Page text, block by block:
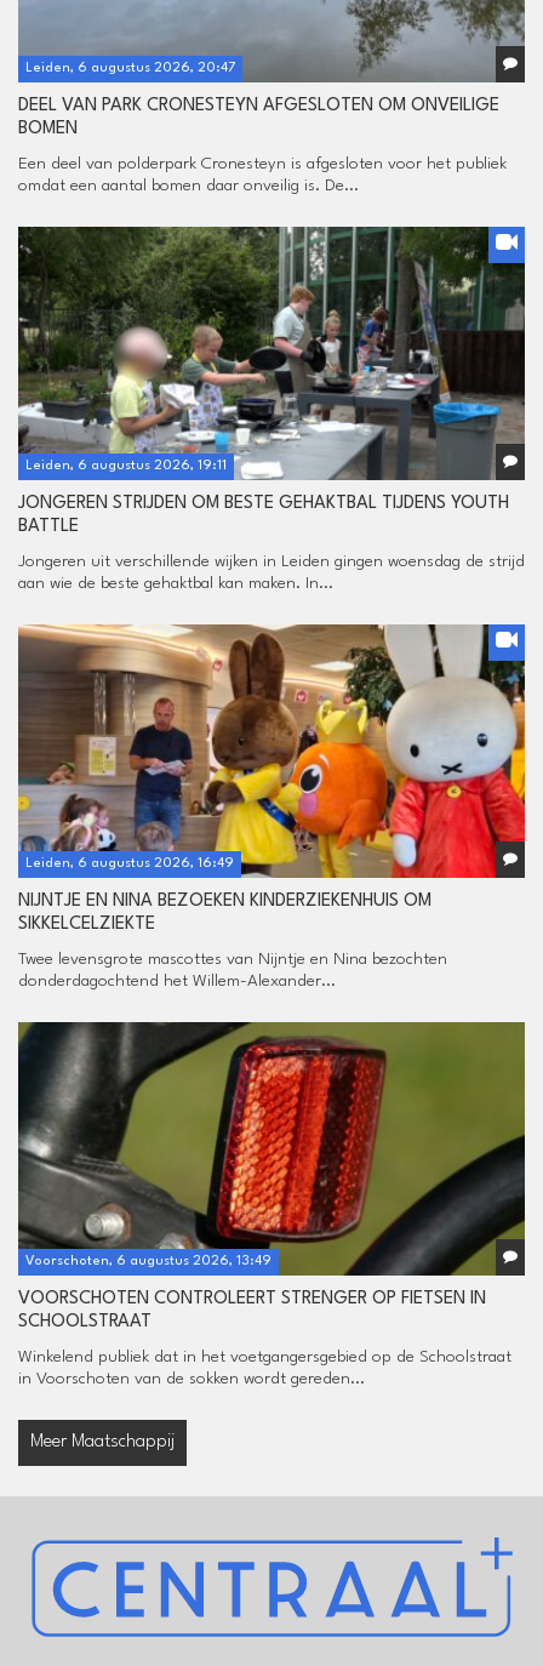
Leiden, 6 augustus 2026, 20:47
DEEL VAN PARK CRONESTEYN AFGESLOTEN OM ONVEILIGE
BOMEN
Een deel van polderpark Cronesteyn is afgesloten voor het publiek
omdat een aantal bomen daar onveilig is. De...
Leiden, 6 augustus 2026, 19:11
JONGEREN STRIJDEN OM BESTE GEHAKTBAL TIJDENS YOUTH
BATTLE
Jongeren uit verschillende wijken in Leiden gingen woensdag de strijd
aan wie de beste gehaktbal kan maken. In...
Leiden, 6 augustus 2026, 16:49
NIJNTJE EN NINA BEZOEKEN KINDERZIEKENHUIS OM
SIKKELCELZIEKTE
Twee levensgrote mascottes van Nijntje en Nina bezochten
donderdagochtend het Willem-Alexander...
Voorschoten, 6 augustus 2026, 13:49
VOORSCHOTEN CONTROLEERT STRENGER OP FIETSEN IN
SCHOOLSTRAAT
Winkelend publiek dat in het voetgangersgebied op de Schoolstraat
in Voorschoten van de sokken wordt gereden...
Meer Maatschappij